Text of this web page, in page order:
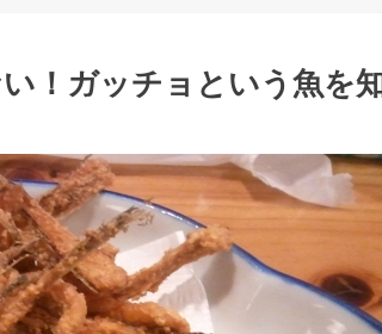
！ガッチョという魚を